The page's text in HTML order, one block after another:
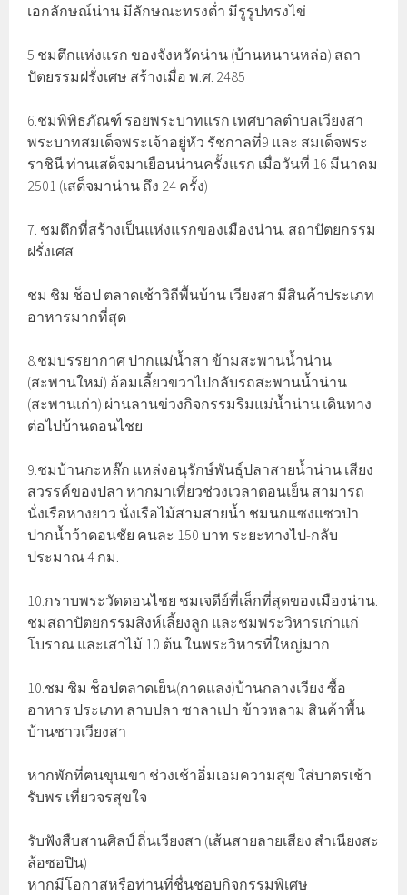
เอกลักษณ์น่าน มีลักษณะทรงต่ำ มีรูรูปทรงไข่
5 ชมตึกแห่งแรก ของจังหวัดน่าน (บ้านหนานหล่อ) สถา
ปัตยรรมฝรั่งเศษ สร้างเมื่อ พ.ศ. 2485
6.ชมพิพิธภัณฑ์ รอยพระบาทแรก เทศบาลตำบลเวียงสา
พระบาทสมเด็จพระเจ้าอยู่หัว รัชกาลที่9 และ สมเด็จพระ
ราชินี ท่านเสด็จมาเยือนน่านครั้งแรก เมื่อวันที่ 16 มีนาคม
2501 (เสด็จมาน่าน ถึง 24 ครั้ง)
7. ชมตึกที่สร้างเป็นแห่งแรกของเมืองน่าน. สถาปัตยกรรม
ฝรั่งเศส
ชม ชิม ช็อป ตลาดเช้าวิถีพื้นบ้าน เวียงสา มีสินค้าประเภท
อาหารมากที่สุด
8.ชมบรรยากาศ ปากแม่น้ำสา ข้ามสะพานน้ำน่าน
(สะพานใหม่) อ้อมเลี้ยวขวาไปกลับรถสะพานน้ำน่าน
(สะพานเก่า) ผ่านลานข่วงกิจกรรมริมแม่น้ำน่าน เดินทาง
ต่อไปบ้านดอนไชย
9.ชมบ้านกะหล๊ก แหล่งอนุรักษ์พันธุ์ปลาสายน้ำน่าน เสียง
สวรรค์ของปลา หากมาเที่ยวช่วงเวลาตอนเย็น สามารถ
นั่งเรือหางยาว นั่งเรือไม้สามสายน้ำ ชมนกแซงแซวป่า
ปากน้ำว้าดอนชัย คนละ 150 บาท ระยะทางไป-กลับ
ประมาณ 4 กม.
10.กราบพระวัดดอนไชย ชมเจดีย์ที่เล็กที่สุดของเมืองน่าน.
ชมสถาปัตยกรรมสิงห์เลี้ยงลูก และชมพระวิหารเก่าแก่
โบราณ และเสาไม้ 10 ต้น ในพระวิหารที่ใหญ่มาก
10.ชม ชิม ช็อปตลาดเย็น(กาดแลง)บ้านกลางเวียง ซื้อ
อาหาร ประเภท ลาบปลา ซาลาเปา ข้าวหลาม สินค้าพื้น
บ้านชาวเวียงสา
หากพักที่ฅนขุนเขา ช่วงเช้าอิ่มเอมความสุข ใส่บาตรเช้า
รับพร เที่ยวจรสุขใจ
รับฟังสืบสานศิลป์ ถิ่นเวียงสา (เส้นสายลายเสียง สำเนียงสะ
ล้อซอปิน)
หากมีโอกาสหรือท่านที่ชื่นชอบกิจกรรมพิเศษ